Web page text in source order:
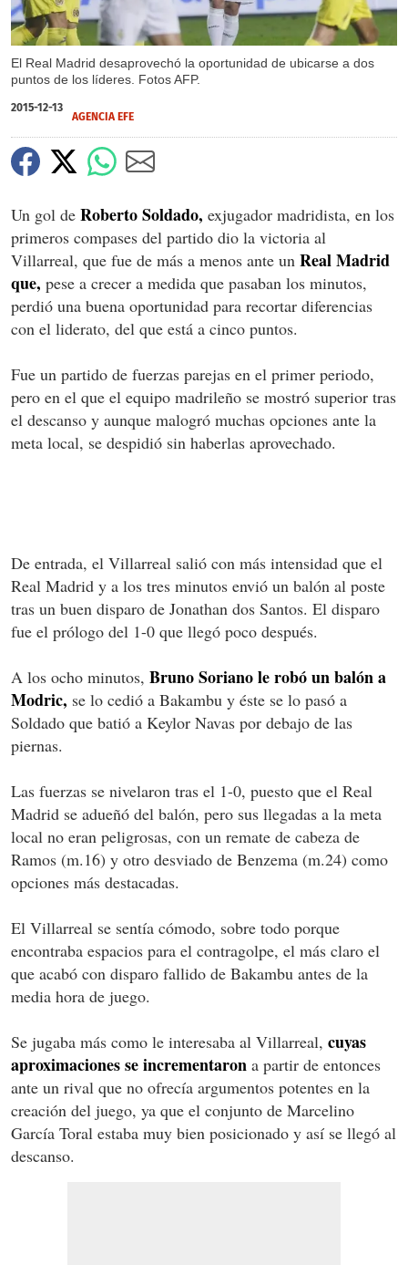
El Real Madrid desaprovechó la oportunidad de ubicarse a dos
puntos de los líderes. Fotos AFP.
2015-12-13
AGENCIA EFE
Un gol de Roberto Soldado, exjugador madridista, en los
primeros compases del partido dio la victoria al
Villarreal, que fue de más a menos ante un Real Madrid
que, pese a crecer a medida que pasaban los minutos,
perdió una buena oportunidad para recortar diferencias
con el liderato, del que está a cinco puntos.
Fue un partido de fuerzas parejas en el primer periodo,
pero en el que el equipo madrileño se mostró superior tras
el descanso y aunque malogró muchas opciones ante la
meta local, se despidió sin haberlas aprovechado.
De entrada, el Villarreal salió con más intensidad que el
Real Madrid y a los tres minutos envió un balón al poste
tras un buen disparo de Jonathan dos Santos. El disparo
fue el prólogo del 1-0 que llegó poco después.
A los ocho minutos, Bruno Soriano le robó un balón a
Modric, se lo cedió a Bakambu y éste se lo pasó a
Soldado que batió a Keylor Navas por debajo de las
piernas.
Las fuerzas se nivelaron tras el 1-0, puesto que el Real
Madrid se adueñó del balón, pero sus llegadas a la meta
local no eran peligrosas, con un remate de cabeza de
Ramos (m.16) y otro desviado de Benzema (m.24) como
opciones más destacadas.
El Villarreal se sentía cómodo, sobre todo porque
encontraba espacios para el contragolpe, el más claro el
que acabó con disparo fallido de Bakambu antes de la
media hora de juego.
Se jugaba más como le interesaba al Villarreal, cuyas
aproximaciones se incrementaron a partir de entonces
ante un rival que no ofrecía argumentos potentes en la
creación del juego, ya que el conjunto de Marcelino
García Toral estaba muy bien posicionado y así se llegó al
descanso.